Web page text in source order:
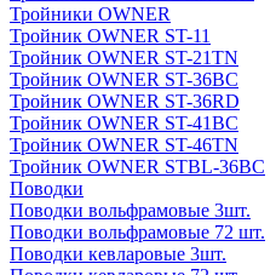
Тройники OWNER
Тройник OWNER ST-11
Тройник OWNER ST-21TN
Тройник OWNER ST-36BC
Тройник OWNER ST-36RD
Тройник OWNER ST-41BC
Тройник OWNER ST-46TN
Тройник OWNER STBL-36BC
Поводки
Поводки вольфрамовые 3шт.
Поводки вольфрамовые 72 шт.
Поводки кевларовые 3шт.